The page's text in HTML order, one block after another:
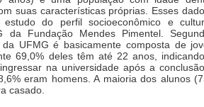
suas características próprias. Esses
do perfil socioeconômico e
da Fundação Mendes Pimentel.
da UFMG é basicamente composta de
69,0% deles têm até 22 anos,
na universidade após a
eram homens. A maioria dos alunos
casado.